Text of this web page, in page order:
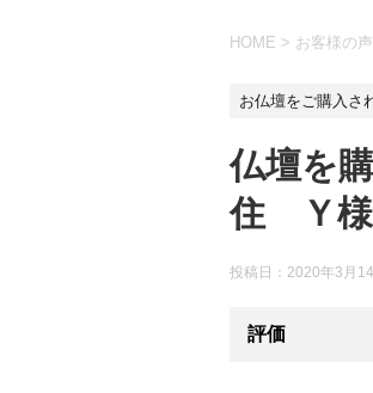
HOME > お客様の声
お仏壇をご購入さ
仏壇を
住 Ｙ様
投稿日：2020年3月
評価